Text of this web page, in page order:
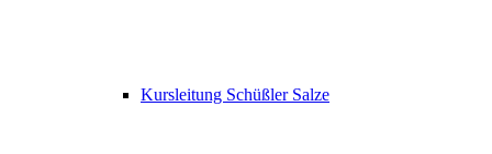
Kursleitung Schüßler Salze